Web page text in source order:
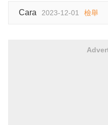
Cara 2023-12-01 檢舉